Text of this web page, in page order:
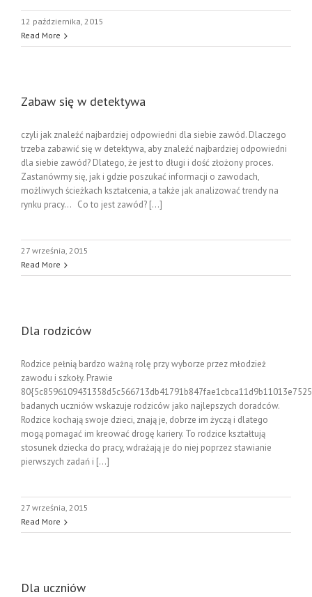
12 października, 2015
Read More
Zabaw się w detektywa
czyli jak znaleźć najbardziej odpowiedni dla siebie zawód. Dlaczego
trzeba zabawić się w detektywa, aby znaleźć najbardziej odpowiedni
dla siebie zawód? Dlatego, że jest to długi i dość złożony proces.
Zastanówmy się, jak i gdzie poszukać informacji o zawodach,
możliwych ścieżkach kształcenia, a także jak analizować trendy na
rynku pracy… Co to jest zawód? [...]
27 września, 2015
Read More
Dla rodziców
Rodzice pełnią bardzo ważną rolę przy wyborze przez młodzież
zawodu i szkoły. Prawie
badanych uczniów wskazuje rodziców jako najlepszych doradców.
Rodzice kochają swoje dzieci, znają je, dobrze im życzą i dlatego
mogą pomagać im kreować drogę kariery. To rodzice kształtują
stosunek dziecka do pracy, wdrażają je do niej poprzez stawianie
pierwszych zadań i [...]
27 września, 2015
Read More
Dla uczniów